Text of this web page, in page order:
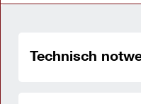
Technisch
Zu den